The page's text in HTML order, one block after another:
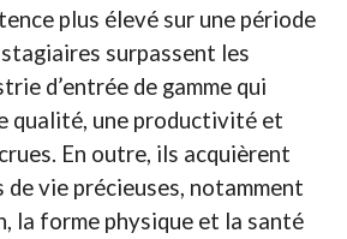
plus élevé sur une période
surpassent les
d’entrée de gamme qui
qualité, une productivité et
En outre, ils acquièrent
de vie précieuses, notamment
la forme physique et la santé